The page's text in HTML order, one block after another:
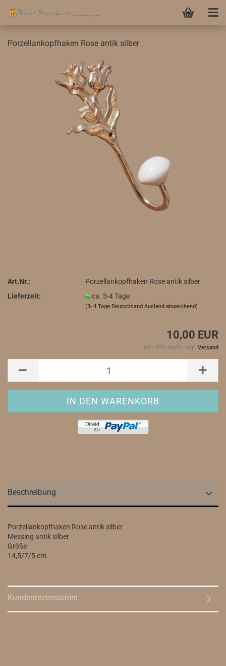
Porzellankopfhaken Rose antik silber
Art.Nr.:
Porzellankopfhaken Rose antik silber
Lieferzeit:
ca. 3-4 Tage
(3- 4 Tage Deutschland Ausland abweichend)
10,00 EUR
inkl. 19% MwSt. zzgl. Versand
Beschreibung
Porzellankopfhaken Rose antik silber
Messing antik silber
Größe
14,5/7/5 cm
Kundenrezensionen